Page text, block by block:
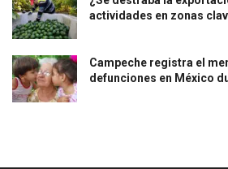
actividades en zonas
Campeche registra el
defunciones en México